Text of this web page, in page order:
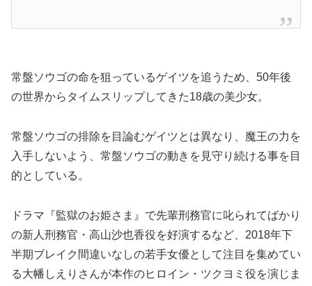
常盤ソウゴの命を狙っているゲイツを追うため、50年後
の世界からタイムスリップしてきた18歳の美少女。
常盤ソウゴの排除を目論むゲイツとは異なり、魔王の力を
入手しないよう、常盤ソウゴの動きを見守り続ける事を目
的としている。
ドラマ『監獄のお姫さま』で先輩刑務官に叱られてばかり
の新人刑務官・高山沙也香役を好演するなど、2018年下
半期ブレイク間違いなしの若手女優として注目を集めてい
る大幡しえりさんが本作のヒロイン・ツクヨミ役を演じま